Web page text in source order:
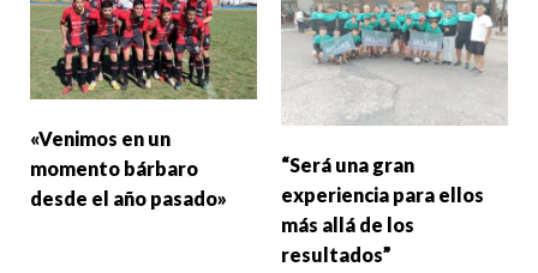
«Venimos en un
momento bárbaro
desde el año pasado»
“Será una gran
experiencia para ellos
más allá de los
resultados”